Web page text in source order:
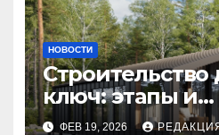
НОВОСТИ
ключ: этапы и
планирование
ФЕВ 19, 2026